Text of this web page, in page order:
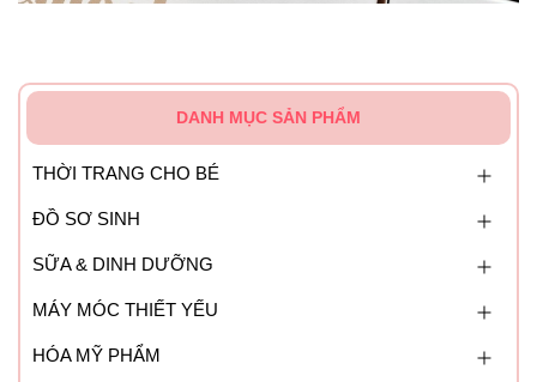
DANH MỤC SẢN PHẨM
THỜI TRANG CHO BÉ
ĐỒ SƠ SINH
SỮA & DINH DƯỠNG
MÁY MÓC THIẾT YẾU
HÓA MỸ PHẨM